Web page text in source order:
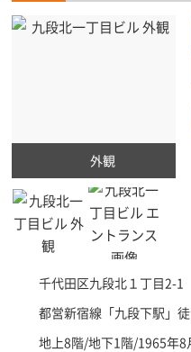
外観
千代田区九段北１丁目2-1
都営新宿線「九段下駅 」
地上8階/地下1階/1965年8